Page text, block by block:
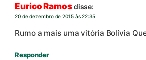
Eurico Ramosdisse:
20 de dezembro de 2015 às 22:35
Rumo a mais uma vitória Bolívia
Responder